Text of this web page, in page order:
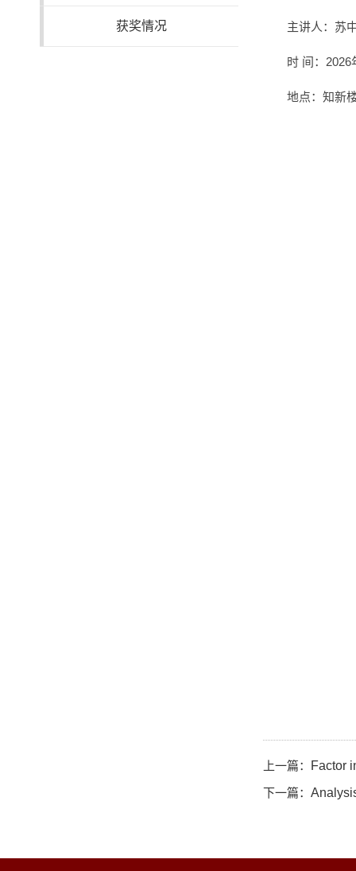
获奖情况 主讲人：苏
时 间：2026
地点：知新
上一篇：
Factor
下一篇：